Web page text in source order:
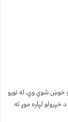
خوښ شوي وي، له نورو
لپاره موږ ته